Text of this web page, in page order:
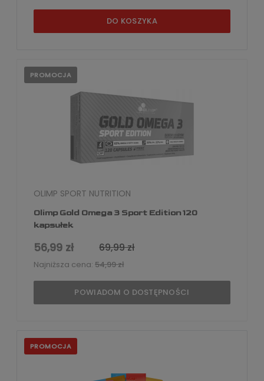
DO KOSZYKA
Olimp Gold Omega 3 Sport Edition 120
kapsułek
OLIMP SPORT NUTRITION
56,99 zł 69,99 zł
Najniższa cena: 54,99 zł
POWIADOM O DOSTĘPNOŚCI
PROMOCJA
PROMOCJA